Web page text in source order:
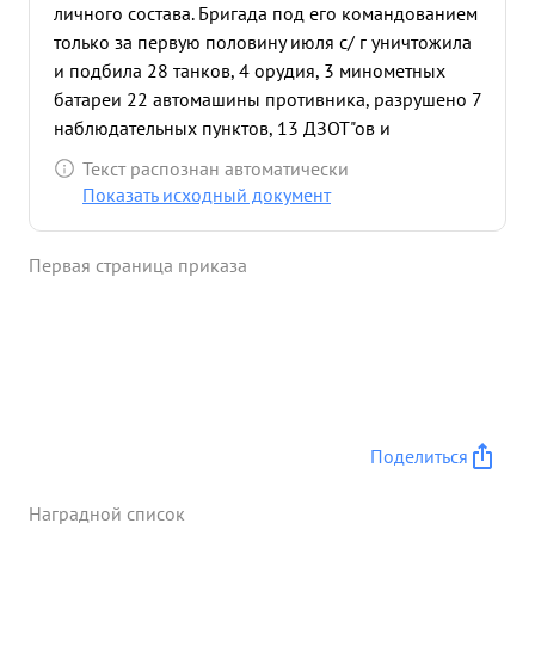
личного состава. Бригада под его командованием
только за первую половину июля с/ г уничтожила
и подбила 28 танков, 4 орудия, 3 минометных
батареи 22 автомашины противника, разрушено 7
наблюдательных пунктов, 13 ДЗОТ"ов и
уничтожено до и полков пехоты противника.
Сейчас бригада под командованием
руководство бригадой подполковник БРАЗГОЛЬ
Текст распознан автоматически
Показать исходный документ
Первая страница приказа
Поделиться
Наградной список